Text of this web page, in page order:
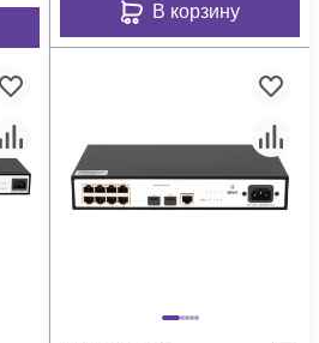
В корзину